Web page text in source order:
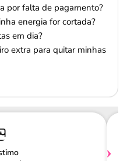
por falta de pagamento?
energia for cortada?
em dia?
extra para quitar minhas